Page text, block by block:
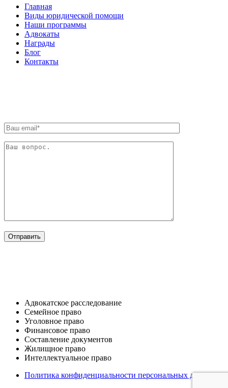
Главная
Виды юридической помощи
Наши программы
Адвокаты
Награды
Блог
Контакты
Адвокатское расследование
Семейное право​
Уголовное право​
Финансовое право
Составление документов​
Жилищное право​
Интеллектуальное право
Политика конфиденциальности персональных данных